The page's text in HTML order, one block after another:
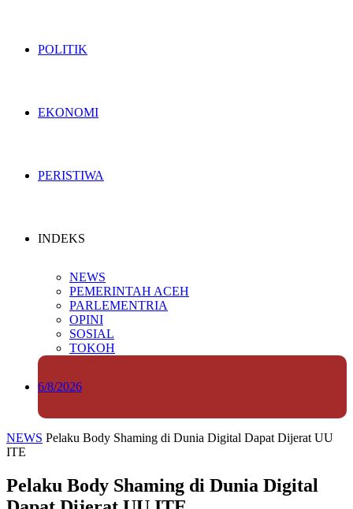
POLITIK
EKONOMI
PERISTIWA
INDEKS
NEWS
PEMERINTAH ACEH
PARLEMENTRIA
OPINI
SOSIAL
TOKOH
6/8/2026
NEWS Pelaku Body Shaming di Dunia Digital Dapat Dijerat UU
ITE
Pelaku Body Shaming di Dunia Digital